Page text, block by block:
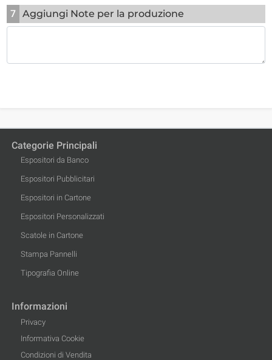
7 Aggiungi Note per la produzione
Categorie Principali
Espositori da Banco
Espositori Pubblicitari
Espositori in Cartone
Espositori Personalizzati
Scatole in Cartone
Stampa Pannelli
Tipografia Online
Informazioni
Privacy
Informativa Cookie
Condizioni di Vendita